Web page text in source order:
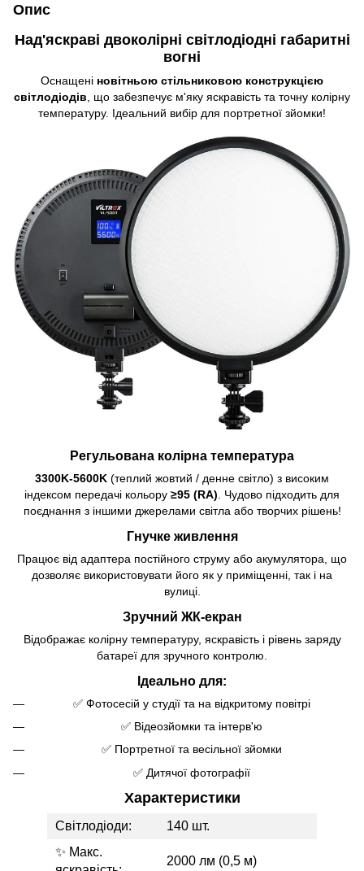
Опис
Над'яскраві двоколірні світлодіодні габаритні
вогні
Оснащені новітньою стільниковою конструкцією
світлодіодів , що забезпечує м'яку яскравість та точну колірну
температуру. Ідеальний вибір для портретної зйомки!
Регульована колірна температура
3300K-5600K (теплий жовтий / денне світло) з високим
індексом передачі кольору ≥95 (RA). Чудово підходить для
поєднання з іншими джерелами світла або творчих рішень!
Гнучке живлення
Працює від адаптера постійного струму або акумулятора, що
дозволяє використовувати його як у приміщенні, так і на
вулиці.
Зручний ЖК-екран
Відображає колірну температуру, яскравість і рівень заряду
батареї для зручного контролю.
Ідеально для:
✅ Фотосесій у студії та на відкритому повітрі
✅ Відеозйомки та інтерв'ю
✅ Портретної та весільної зйомки
✅ Дитячої фотографії
Характеристики
Світлодіоди:
140 шт.
✨ Макс.
2000 лм (0,5 м)